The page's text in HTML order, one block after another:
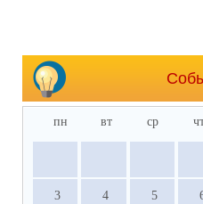
пн вт ср
3 4 5